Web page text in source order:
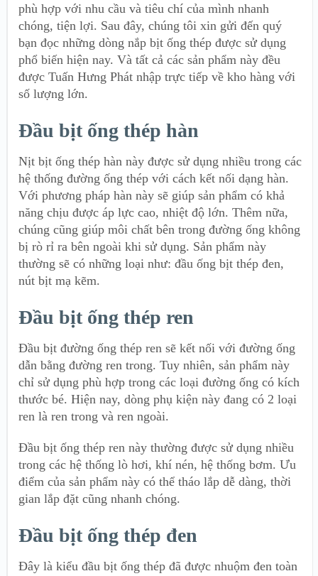
phù hợp với nhu cầu và tiêu chí của mình nhanh
chóng, tiện lợi. Sau đây, chúng tôi xin gửi đến quý
bạn đọc những dòng nắp bịt ống thép được sử dụng
phổ biến hiện nay. Và tất cả các sản phẩm này đều
được Tuấn Hưng Phát nhập trực tiếp về kho hàng với
số lượng lớn.
Đầu bịt ống thép hàn
Nịt bịt ống thép hàn này được sử dụng nhiều trong các
hệ thống đường ống thép với cách kết nối dạng hàn.
Với phương pháp hàn này sẽ giúp sản phẩm có khả
năng chịu được áp lực cao, nhiệt độ lớn. Thêm nữa,
chúng cũng giúp môi chất bên trong đường ống không
bị rò rỉ ra bên ngoài khi sử dụng. Sản phẩm này
thường sẽ có những loại như: đầu ống bịt thép đen,
nút bịt mạ kẽm.
Đầu bịt ống thép ren
Đầu bịt đường ống thép ren sẽ kết nối với đường ống
dẫn bằng đường ren trong. Tuy nhiên, sản phẩm này
chỉ sử dụng phù hợp trong các loại đường ống có kích
thước bé. Hiện nay, dòng phụ kiện này đang có 2 loại
ren là ren trong và ren ngoài.
Đầu bịt ống thép ren này thường được sử dụng nhiều
trong các hệ thống lò hơi, khí nén, hệ thống bơm. Ưu
điểm của sản phẩm này có thể tháo lắp dễ dàng, thời
gian lắp đặt cũng nhanh chóng.
Đầu bịt ống thép đen
Đây là kiểu đầu bịt ống thép đã được nhuộm đen toàn